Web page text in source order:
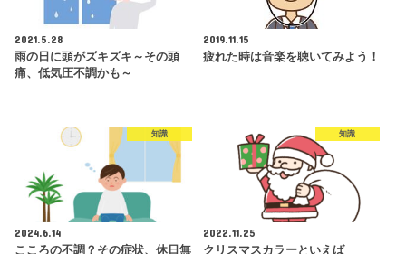
2021.5.28
雨の日に頭がズキズキ～その頭
痛、低気圧不調かも～
2019.11.15
疲れた時は音楽を聴いてみよう！
知識
2024.6.14
こころの不調？その症状、休日無
知識
2022.11.25
クリスマスカラーといえば